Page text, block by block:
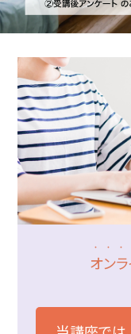
オン
・・・